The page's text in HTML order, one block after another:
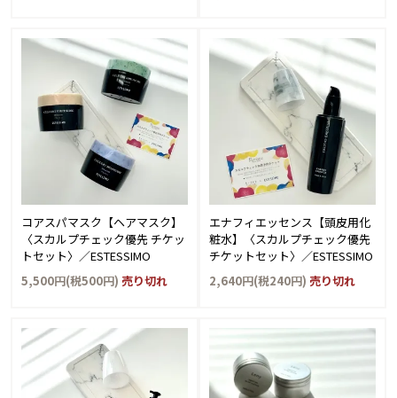
コアスパマスク【ヘアマスク】
〈スカルプチェック優先 チケッ
トセット〉／ESTESSIMO
5,500円(税500円) 売り切れ
エナフィエッセンス【頭皮用化
粧水】〈スカルプチェック優先
チケットセット〉／ESTESSIMO
2,640円(税240円) 売り切れ